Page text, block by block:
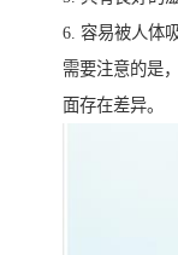
6. 容易被人体
需要注意的是
面存在差异。